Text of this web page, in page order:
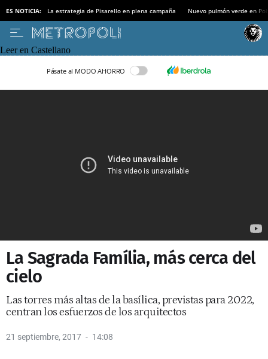
ES NOTICIA: La estrategia de Pisarello en plena campaña Nuevo pulmón verde en
Leer en Castellano
Pásate al MODO AHORRO
La Sagrada Família, más cerca del
cielo
Las torres más altas de la basílica, previstas para 2022,
centran los esfuerzos de los arquitectos
21 septiembre, 2017 14:08